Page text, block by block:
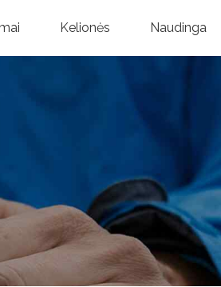
Kelionės Naudinga